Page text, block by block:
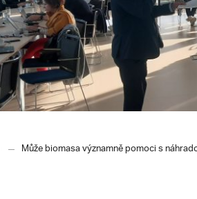
Může biomasa významně pomoci s